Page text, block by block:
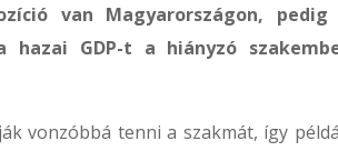
van Magyarországon, pedig
GDP-t a hiányzó
vonzóbbá tenni a szakmát, így